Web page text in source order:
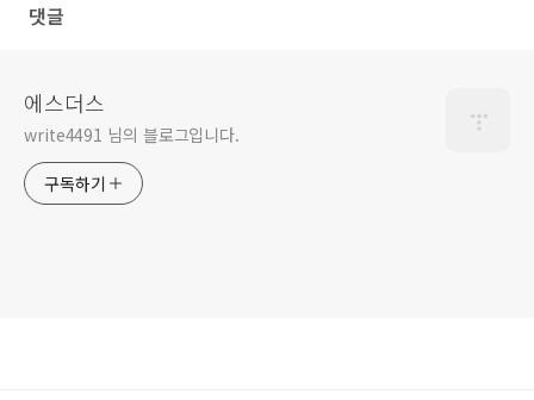
댓글
에스더스
write4491 님의 블로그입니다.
구독하기